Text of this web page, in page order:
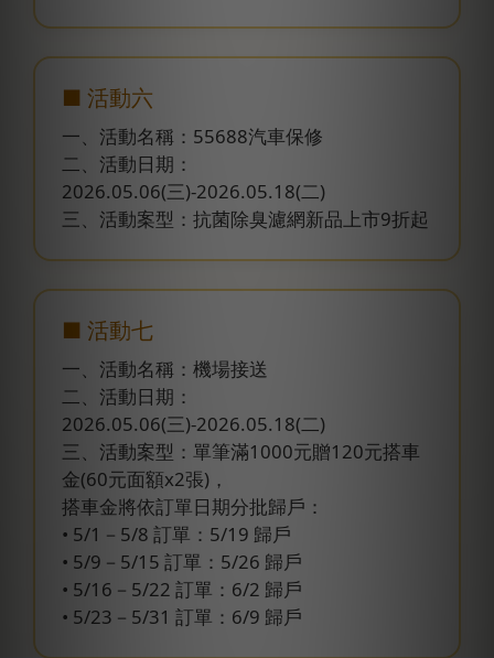
■ 活動六
一、活動名稱：55688汽車保修
二、活動日期：
2026.05.06(三)-2026.05.18(二)
三、活動案型：抗菌除臭濾網新品上市9折起
■ 活動七
一、活動名稱：機場接送
二、活動日期：
2026.05.06(三)-2026.05.18(二)
三、活動案型：單筆滿1000元贈120元搭車
金(60元面額x2張)，
搭車金將依訂單日期分批歸戶：
• 5/1－5/8 訂單：5/19 歸戶
• 5/9－5/15 訂單：5/26 歸戶
• 5/16－5/22 訂單：6/2 歸戶
• 5/23－5/31 訂單：6/9 歸戶